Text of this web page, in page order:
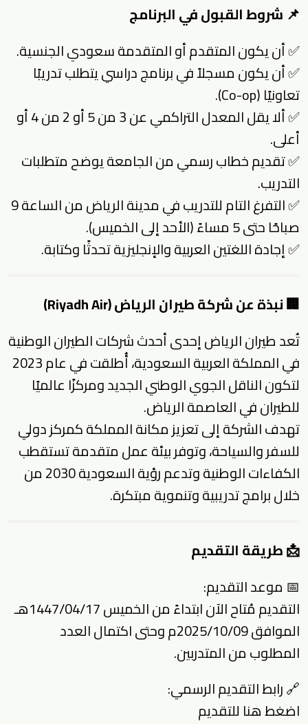
📌 شروط القبول في البرنامج
✅ أن يكون المتقدم أو المتقدمة سعودي الجنسية.
✅ أن يكون مسجلاً في برنامج دراسي يتطلب تدريبًا
تعاونيًا (Co-op).
✅ ألا يقل المعدل التراكمي عن 3 من 5 أو 2 من 4 أو
أعلى.
✅ تقديم خطاب رسمي من الجامعة يوضح متطلبات
التدريب.
✅ التفرغ التام للتدريب في مدينة الرياض من الساعة 9
صباحًا حتى 5 مساءً (الأحد إلى الخميس).
✅ إجادة اللغتين العربية والإنجليزية تحدثًا وكتابة.
🏢 نبذة عن شركة طيران الرياض (Riyadh Air)
تُعد طيران الرياض إحدى أحدث شركات الطيران الوطنية
في المملكة العربية السعودية، أُطلقت في عام 2023
لتكون الناقل الجوي الوطني الجديد ومركزًا عالميًا
للطيران في العاصمة الرياض.
تهدف الشركة إلى تعزيز مكانة المملكة كمركز دولي
للسفر والسياحة، وتوفر بيئة عمل متقدمة تستقطب
الكفاءات الوطنية وتدعم رؤية السعودية 2030 من
خلال برامج تدريبية وتنموية مبتكرة.
📩 طريقة التقديم
📅 موعد التقديم:
التقديم مُتاح الآن ابتداءً من الخميس 1447/04/17هـ
الموافق 2025/10/09م وحتى اكتمال العدد
المطلوب من المتدربين.
🔗 رابط التقديم الرسمي:
اضغط هنا للتقديم